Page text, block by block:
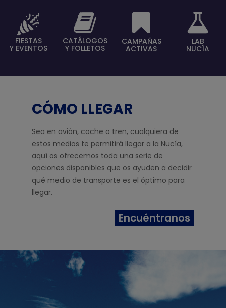
FIESTAS
Y EVENTOS
CATÁLOGOS
Y FOLLETOS
CAMPAÑAS
ACTIVAS
LAB
NUCÍA
CÓMO LLEGAR
Sea en avión, coche o tren, cualquiera de
estos medios te permitirá llegar a la Nucía,
aquí os ofrecemos toda una serie de
opciones disponibles que os ayuden a decidir
qué medio de transporte es el óptimo para
llegar.
Encuéntranos